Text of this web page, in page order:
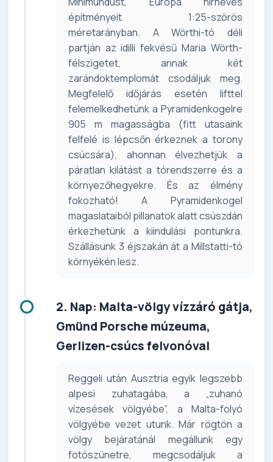
építményeit 1:25-szörös
méretarányban. A Wörthi-tó déli
partján az idilli fekvésű Maria Wörth-
félszigetet, annak két
zarándoktemplomát csodáljuk meg.
Megfelelő időjárás esetén lifttel
felemelkedhetünk a Pyramidenkogelre
905 m magasságba (fitt utasaink
felfelé is lépcsőn érkeznek a torony
csúcsára), ahonnan élvezhetjük a
páratlan kilátást a tórendszerre és a
környezőhegyekre. És az élmény
fokozható! A Pyramidenkogel
magaslataiból pillanatok alatt csúszdán
érkezhetünk a kiindulási pontunkra.
Szállásunk 3 éjszakán át a Millstatti-tó
környékén lesz.
2. Nap: Malta-völgy vízzáró gátja,
Gmünd Porsche múzeuma,
Gerlizen-csúcs felvonóval
Reggeli után Ausztria egyik legszebb
alpesi zuhatagába, a „zuhanó
vízesések völgyébe”, a Malta-folyó
völgyébe vezet utunk. Már rögtön a
völgy bejáratánál megállunk egy
fotószünetre, megcsodáljuk a